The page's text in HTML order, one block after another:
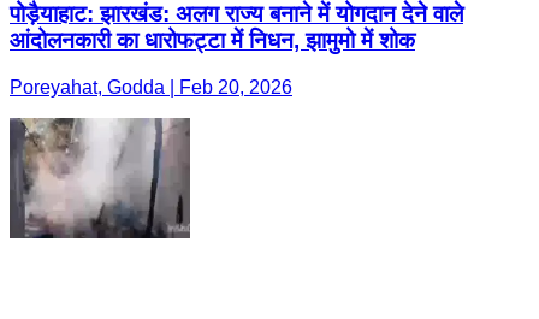
पोड़ैयाहाट: झारखंड: अलग राज्य बनाने में योगदान देने वाले
आंदोलनकारी का धारोफट्टा में निधन, झामुमो में शोक
Poreyahat, Godda | Feb 20, 2026